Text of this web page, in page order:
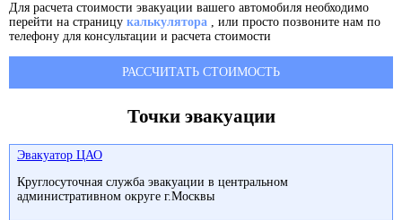
Для расчета стоимости эвакуации вашего автомобиля необходимо
перейти на страницу калькулятора , или просто позвоните нам по
телефону для консультации и расчета стоимости
РАССЧИТАТЬ СТОИМОСТЬ
Точки эвакуации
Эвакуатор ЦАО
Круглосуточная служба эвакуации в центральном
административном округе г.Москвы